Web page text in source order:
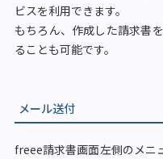
ビスを利用できます。
もちろん、作成した請求書
ることも可能です。
メール送付
freee請求書画面左側のメニ